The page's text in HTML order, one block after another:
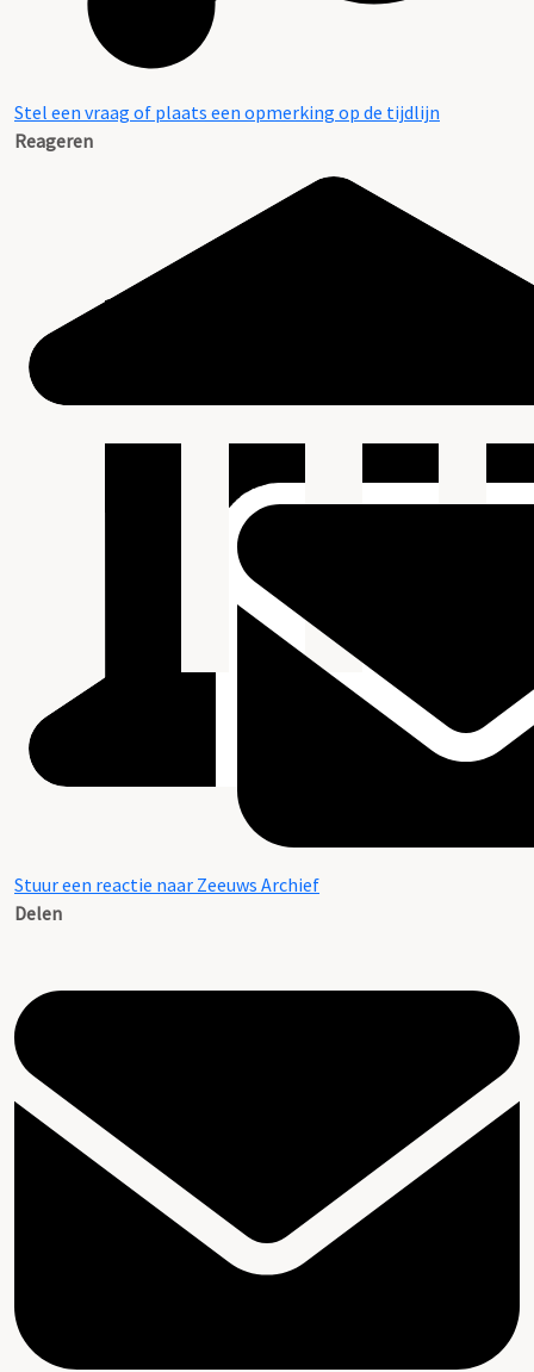
Stel een vraag of plaats een opmerking op de tijdlijn
Reageren
Stuur een reactie naar Zeeuws Archief
Delen